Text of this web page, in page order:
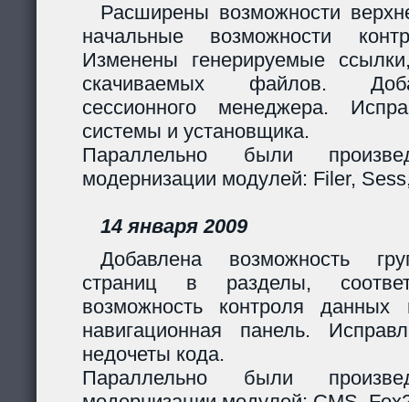
Расширены возможности
начальные возможности
Изменены генерируемые
скачиваемых файлов.
сессионного менеджера.
системы и установщика.
Параллельно были
модернизации модулей: Filer,
14 января 2009
Добавлена возможность
страниц в разделы,
возможность контроля
навигационная панель.
недочеты кода.
Параллельно были